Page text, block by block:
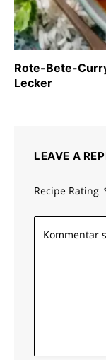
Rote-Bete-
Lecker
LEAVE A
Recipe Rating